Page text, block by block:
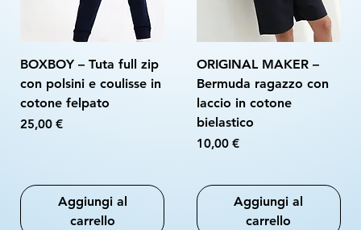
BOXBOY – Tuta full zip
con polsini e coulisse in
cotone felpato
Prezzo
25,00 €
Aggiungi al
carrello
ORIGINAL MAKER –
Bermuda ragazzo con
laccio in cotone
bielastico
Prezzo
10,00 €
Aggiungi al
carrello